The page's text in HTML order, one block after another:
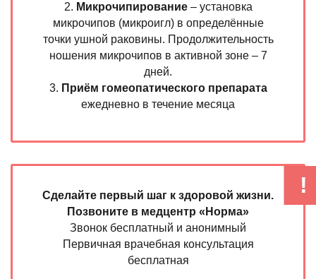
2. Микрочипирование– установка
микрочипов (микроигл) в определённые
точки ушной раковины. Продолжительность
ношения микрочипов в активной зоне – 7
дней.
3. Приём гомеопатического препарата
ежедневно в течение месяца
Сделайте первый шаг к здоровой жизни.
Позвоните в медцентр «Норма»
Звонок бесплатный и анонимный
Первичная врачебная консультация
бесплатная